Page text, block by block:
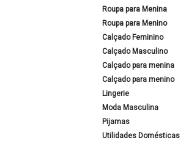
Roupa para Menina
Roupa para Menino
Calçado Feminino
Calçado Masculino
Calçado para menina
Calçado para menino
Lingerie
Moda Masculina
Pijamas
Utilidades Domésticas